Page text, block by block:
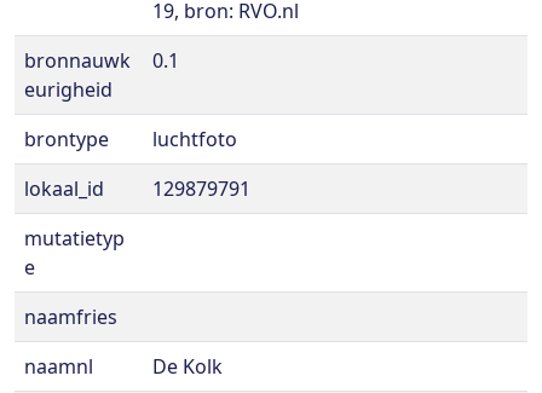
19, bron: RVO.nl
bronnauwk
eurigheid
0.1
brontype
luchtfoto
lokaal_id
129879791
mutatietyp
e
naamfries
naamnl
De Kolk